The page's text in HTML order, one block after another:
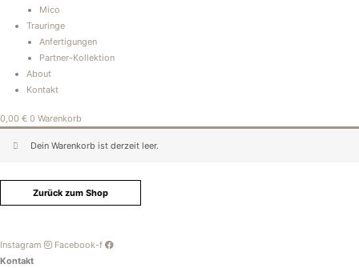
Mico
Trauringe
Anfertigungen
Partner-Kollektion
About
Kontakt
0,00 € 0 Warenkorb
Dein Warenkorb ist derzeit leer.
Zurück zum Shop
Instagram
Facebook-f
Kontakt